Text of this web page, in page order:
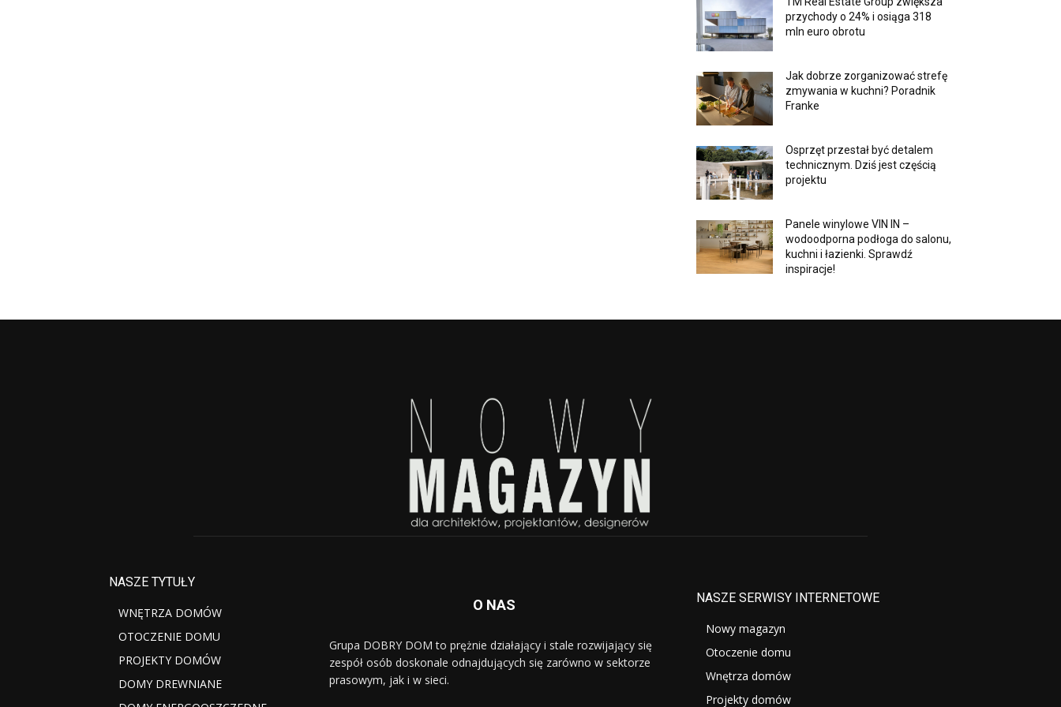
przychody o 24% i osiąga 318
mln euro obrotu
Jak dobrze zorganizować strefę
zmywania w kuchni? Poradnik
Franke
Osprzęt przestał być detalem
technicznym. Dziś jest częścią
projektu
Panele winylowe VIN IN –
wodoodporna podłoga do salonu,
kuchni i łazienki. Sprawdź
inspiracje!
NASZE TYTUŁY
WNĘTRZA DOMÓW
OTOCZENIE DOMU
PROJEKTY DOMÓW
DOMY DREWNIANE
O NAS
Grupa DOBRY DOM to prężnie działający i stale rozwijający się
zespół osób doskonale odnajdujących się zarówno w sektorze
prasowym, jak i w sieci.
NASZE SERWISY INTERNETOWE
Nowy magazyn
Otoczenie domu
Wnętrza domów
Projekty domów